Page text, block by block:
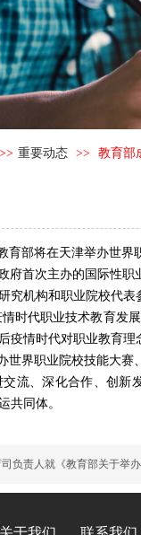
>> 重要动态 >> 教育部
育部将在天津举办世界
府首次主办的国际性
究机构和职业院校代表
情时代职业技术教育发
疫情时代对职业教育
世界职业院校技能大赛
交流、深化合作、创新
共同体。
负责人就《教育部关于举